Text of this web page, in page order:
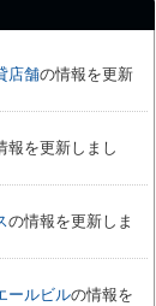
店舗の情報を更新
報を更新しまし
の情報を更新しま
ールビルの情報を